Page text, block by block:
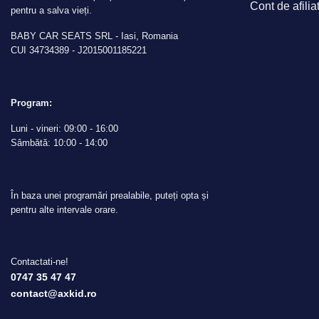
pentru a salva vieți.
BABY CAR SEATS SRL - Iasi, Romania
CUI 34734389 - J2015001185221
Program:
Luni - vineri: 09:00 - 16:00
Sâmbătă: 10:00 - 14:00
În baza unei programări prealabile, puteți opta și
pentru alte intervale orare.
Contactati-ne!
0747 35 47 47
contact@axkid.ro
Cont de afiliat